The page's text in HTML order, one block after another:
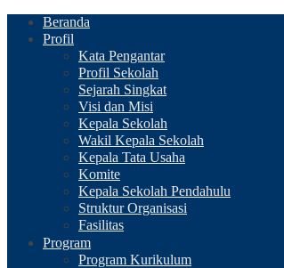
Beranda
Profil
Kata Pengantar
Profil Sekolah
Sejarah Singkat
Visi dan Misi
Kepala Sekolah
Wakil Kepala Sekolah
Kepala Tata Usaha
Komite
Kepala Sekolah Pendahulu
Struktur Organisasi
Fasilitas
Program
Program Kurikulum